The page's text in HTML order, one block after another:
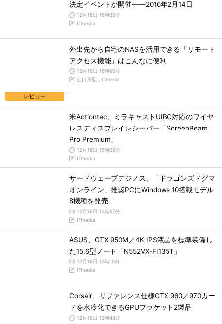
決定イベントが開催――2016年2月14日
12月16日 16時35分
ITmedia
レビュー
外出先から自宅のNASを活用できる「リモート
アクセス機能」はこんなに便利
12月16日 16時00分
山口真弘，ITmedia
米Actiontec、ミラキャストUIBC対応のワイヤ
レスディスプレイレシーバー「ScreenBeam
Pro Premium」
12月16日 15時29分
ITmedia
サードウェーブデジノス、「ドラゴンズドグマ
オンライン」推奨PCにWindows 10搭載モデル
8機種を発売
12月16日 14時07分
ITmedia
ASUS、GTX 950M／4K IPS液晶を標準装備し
た15.6型ノート「N552VX-FI135T」
12月16日 13時10分
ITmedia
Corsair、リファレンス仕様GTX 960／970カー
ドを水冷化できるGPUブラケット2製品
12月16日 12時48分